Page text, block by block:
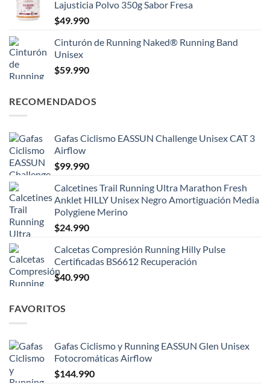
Lajusticia Polvo 350g Sabor Fresa
$49.990
Cinturón de Running Naked® Running Band
Unisex
$59.990
RECOMENDADOS
Gafas Ciclismo EASSUN Challenge Unisex CAT 3
Airflow
$99.990
Calcetines Trail Running Ultra Marathon Fresh
Anklet HILLY Unisex Negro Amortiguación Media
Polygiene Merino
$24.990
Calcetas Compresión Running Hilly Pulse
Certificadas BS6612 Recuperación
$40.990
FAVORITOS
Gafas Ciclismo y Running EASSUN Glen Unisex
Fotocromáticas Airflow
$144.990